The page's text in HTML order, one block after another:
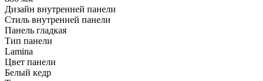
Дизайн внутренней панели
Стиль внутренней панели
Панель гладкая
Тип панели
Lamina
Цвет панели
Белый кедр